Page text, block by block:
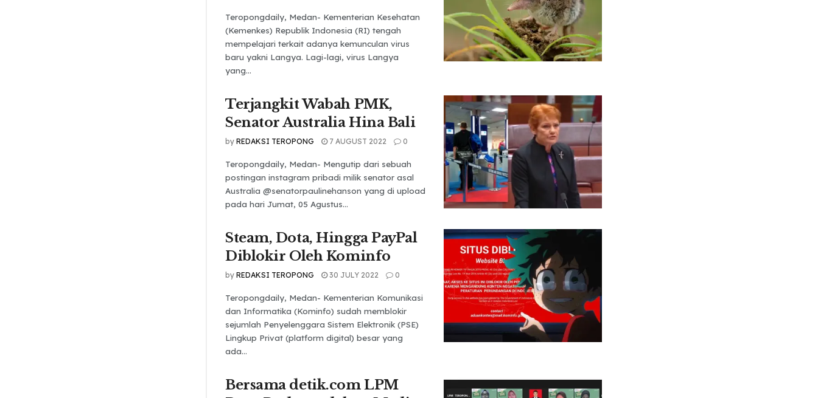
Teropongdaily, Medan- Kementerian Kesehatan
(Kemenkes) Republik Indonesia (RI) tengah
mempelajari terkait adanya kemunculan virus
baru yakni Langya. Lagi-lagi, virus Langya
yang...
Terjangkit Wabah PMK,
Senator Australia Hina Bali
by REDAKSI TEROPONG 7 AUGUST 2022 0
Teropongdaily, Medan- Mengutip dari sebuah
postingan instagram pribadi milik senator asal
Australia @senatorpaulinehanson yang di upload
pada hari Jumat, 05 Agustus...
Steam, Dota, Hingga PayPal
Diblokir Oleh Kominfo
by REDAKSI TEROPONG 30 JULY 2022 0
Teropongdaily, Medan- Kementerian Komunikasi
dan Informatika (Kominfo) sudah memblokir
sejumlah Penyelenggara Sistem Elektronik (PSE)
Lingkup Privat (platform digital) besar yang
ada...
Bersama detik.com LPM